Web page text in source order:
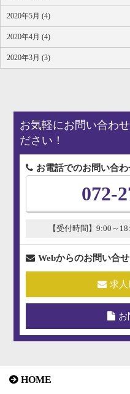
2020年5月 (4)
2020年4月 (4)
2020年3月 (3)
お気軽にお問い合わ
ださい！
お電話でのお問い合わ
072-
【受付時間】9:00～
Webからのお問い合せ
求人
お
HOME